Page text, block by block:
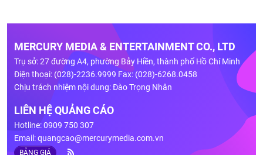
MERCURY MEDIA & ENTERTAINMENT CO., LTD
Trụ sở: 27 đường A4, phường Bảy Hiền, thành phố Hồ Chí Minh
Điện thoại: (028)-2236.9999 Fax: (028)-6268.0458
Chịu trách nhiệm nội dung: Đào Trọng Nhân
LIÊN HỆ QUẢNG CÁO
Hotline: 0909 750 307
Email:quangcao@mercurymedia.com.vn
BẢNG GIÁ